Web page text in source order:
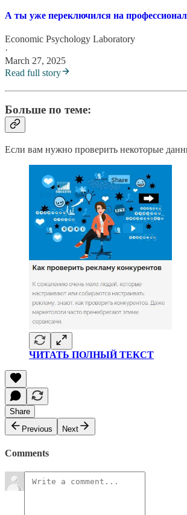
А ты уже переключился на
Economic Psychology Laboratory
·
March 27, 2025
Read full story
Больше по теме:
Если вам нужно проверить некоторые
ЧИТАТЬ ПОЛНЫЙ ТЕКСТ
Share
Previous
Next
Comments